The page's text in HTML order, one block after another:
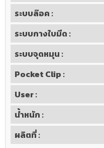
ระบบล๊อค :
ระบบกางใบมีด :
ระบบจุดหมุน :
Pocket Clip :
User :
น้ำหนัก :
ผลิตที่ :